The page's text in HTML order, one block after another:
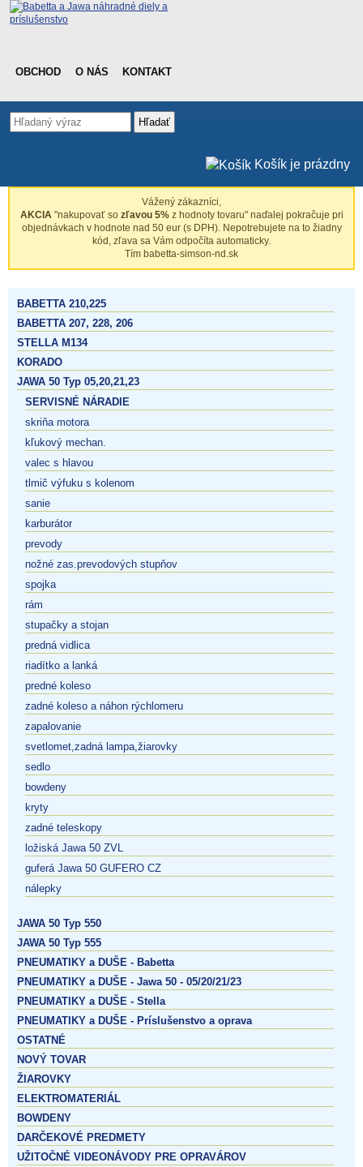
OBCHOD O NÁS KONTAKT
Hľadať
Košík je prázdny
Vážený zákazníci,
AKCIA"nakupovať so zľavou 5%z hodnoty tovaru" naďalej pokračuje pri
objednávkach v hodnote nad 50 eur (s DPH). Nepotrebujete na to žiadny
kód, zľava sa Vám odpočíta automaticky.
Tím babetta-simson-nd.sk
BABETTA 210,225
BABETTA 207, 228, 206
STELLA M134
KORADO
JAWA 50 Typ 05,20,21,23
SERVISNÉ NÁRADIE
skriňa motora
kľukový mechan.
valec s hlavou
tlmič výfuku s kolenom
sanie
karburátor
prevody
nožné zas.prevodových stupňov
spojka
rám
stupačky a stojan
predná vidlica
riadítko a lanká
predné koleso
zadné koleso a náhon rýchlomeru
zapalovanie
svetlomet,zadná lampa,žiarovky
sedlo
bowdeny
kryty
zadné teleskopy
ložiská Jawa 50 ZVL
guferá Jawa 50 GUFERO CZ
nálepky
JAWA 50 Typ 550
JAWA 50 Typ 555
PNEUMATIKY a DUŠE - Babetta
PNEUMATIKY a DUŠE - Jawa 50 - 05/20/21/23
PNEUMATIKY a DUŠE - Stella
PNEUMATIKY a DUŠE - Príslušenstvo a oprava
OSTATNÉ
NOVÝ TOVAR
ŽIAROVKY
ELEKTROMATERIÁL
BOWDENY
DARČEKOVÉ PREDMETY
UŽITOČNÉ VIDEONÁVODY PRE OPRAVÁROV